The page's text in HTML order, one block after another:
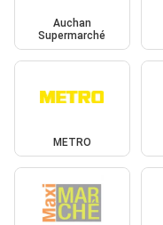
Auchan
Supermarché
METRO